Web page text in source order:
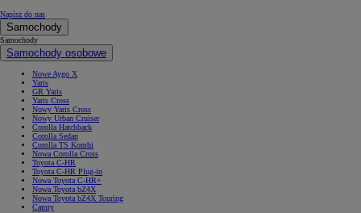
Napisz do nas
Samochody
Samochody
Samochody osobowe
Nowe Aygo X
Yaris
GR Yaris
Yaris Cross
Nowy Yaris Cross
Nowy Urban Cruiser
Corolla Hatchback
Corolla Sedan
Corolla TS Kombi
Nowa Corolla Cross
Toyota C-HR
Toyota C-HR Plug-in
Nowa Toyota C-HR+
Nowa Toyota bZ4X
Nowa Toyota bZ4X Touring
Camry